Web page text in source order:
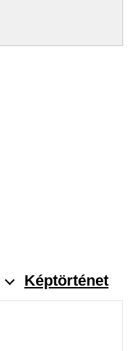
Képtörténet